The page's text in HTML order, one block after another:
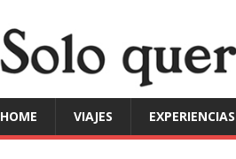
HOME VIAJES EXPERIENCIAS